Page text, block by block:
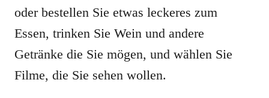
oder bestellen Sie etwas leckeres zum
Essen, trinken Sie Wein und andere
Getränke die Sie mögen, und wählen Sie
Filme, die Sie sehen wollen.